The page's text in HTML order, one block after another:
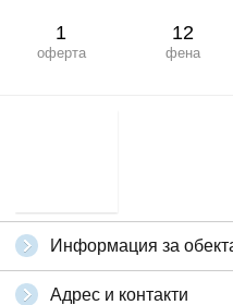
1
оферта
12
фена
Информация за
Адрес и контакти